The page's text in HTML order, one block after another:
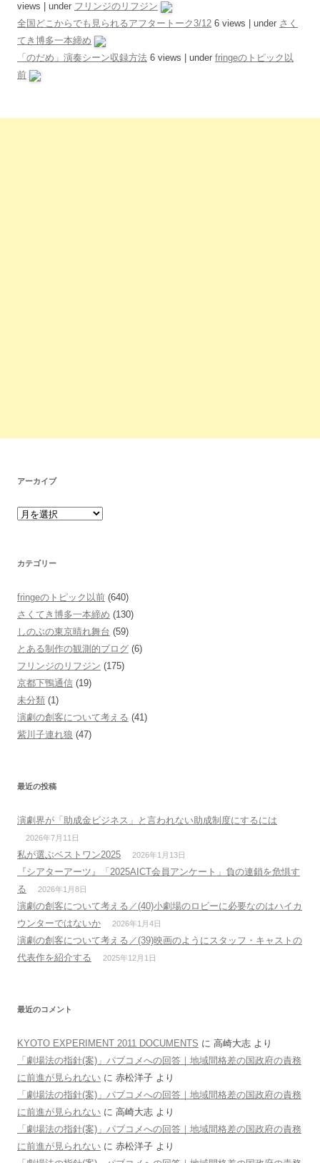
views
under フリンジのリフジン
全国どこからでも見られるアフタートーク3/12 6 views under さく
てき博多一本締め
「のだめ」演奏シーン収録方法 6 views under fringeのトピック以
前
アーカイブ
カテゴリー
fringeのトピック以前 (640)
さくてき博多一本締め (130)
しのぶの東京晴れ舞台 (59)
とある制作の観測的ブログ (6)
フリンジのリフジン (175)
京都下鴨通信 (19)
未分類 (1)
演劇の創客について考える (41)
紫川子連れ狼 (47)
最近の投稿
演劇界が「助成金ビジネス」と言われない助成制度にするには
2026年7月11日
私が選ぶベストワン2025 2026年1月13日
『シアターアーツ』「2025AICT会員アンケート」負の連鎖を危惧す
る
2026年1月8日
演劇の創客について考える／(40)小劇場のロビーに必要なのはハイカ
ウンターではないか
2026年1月4日
演劇の創客について考える／(39)映画のようにスタッフ・キャストの
代表作を紹介する
2025年12月1日
最近のコメント
KYOTO EXPERIMENT 2011 DOCUMENTS に 高崎大志 より
「劇場法の指針(案)」パブコメへの回答｜地域間格差の国政府の責務
に前進が見られない に 赤松洋子 より
「劇場法の指針(案)」パブコメへの回答｜地域間格差の国政府の責務
に前進が見られない に 高崎大志 より
「劇場法の指針(案)」パブコメへの回答｜地域間格差の国政府の責務
に前進が見られない に 赤松洋子 より